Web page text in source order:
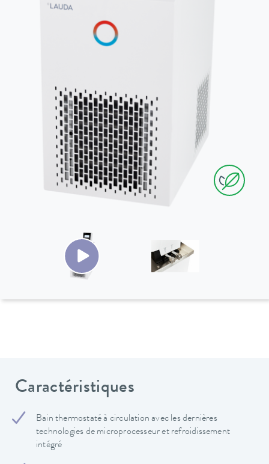
Caractéristiques
Bain thermostaté à circulation avec les dernières
technologies de microprocesseur et refroidissement
intégré